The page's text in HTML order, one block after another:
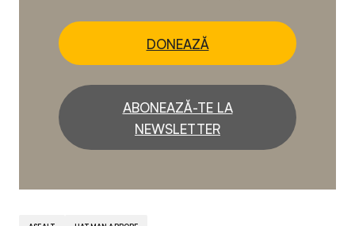
DONEAZĂ
ABONEAZĂ-TE LA
NEWSLETTER